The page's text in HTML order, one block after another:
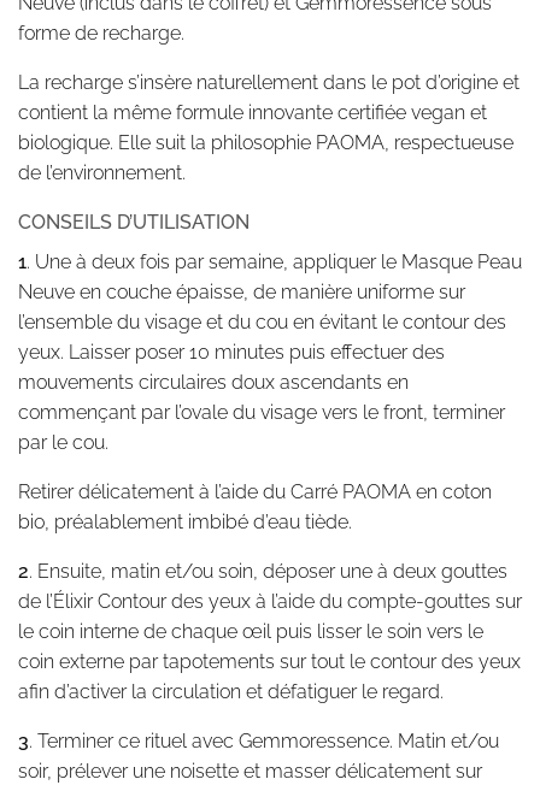
forme de recharge.
La recharge s’insère naturellement dans le pot d’origine et
contient la même formule innovante certifiée vegan et
biologique. Elle suit la philosophie PAOMA, respectueuse
de l’environnement.
CONSEILS D’UTILISATION
1. Une à deux fois par semaine, appliquer le Masque Peau
Neuve en couche épaisse, de manière uniforme sur
l’ensemble du visage et du cou en évitant le contour des
yeux. Laisser poser 10 minutes puis effectuer des
mouvements circulaires doux ascendants en
commençant par l’ovale du visage vers le front, terminer
par le cou.
Retirer délicatement à l’aide du Carré PAOMA en coton
bio, préalablement imbibé d’eau tiède.
2. Ensuite, matin et/ou soin, déposer une à deux gouttes
de l’Élixir Contour des yeux à l’aide du compte-gouttes sur
le coin interne de chaque œil puis lisser le soin vers le
coin externe par tapotements sur tout le contour des yeux
afin d’activer la circulation et défatiguer le regard.
3. Terminer ce rituel avec Gemmoressence. Matin et/ou
soir, prélever une noisette et masser délicatement sur